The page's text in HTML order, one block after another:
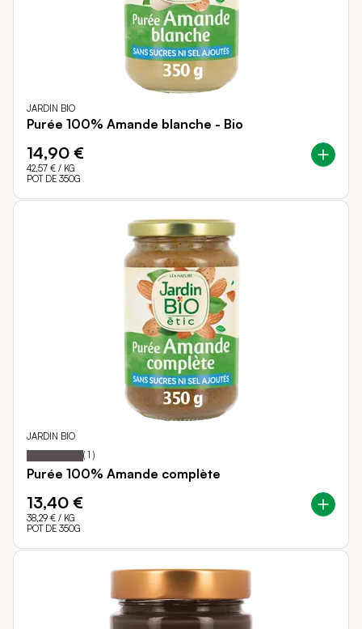
JARDIN BIO
Purée 100% Amande blanche - Bio
14,90 €
42,57 € / KG
POT DE 350G
JARDIN BIO
Notation: 100
% of
( 1 )
Purée 100% Amande complète
13,40 €
38,29 € / KG
POT DE 350G